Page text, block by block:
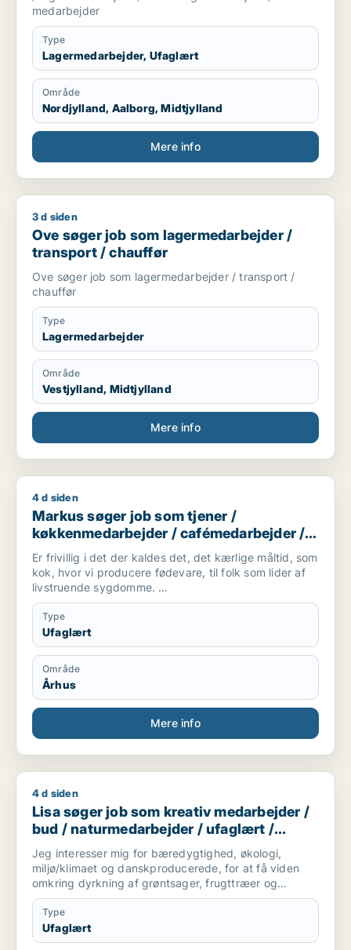
medarbejder
Type
Lagermedarbejder, Ufaglært
Område
Nordjylland, Aalborg, Midtjylland
Mere info
Ove søger job som lagermedarbejder / transport / chauffør
3 d siden
Ove søger job som lagermedarbejder /
transport / chauffør
Ove søger job som lagermedarbejder / transport /
chauffør
Type
Lagermedarbejder
Område
Vestjylland, Midtjylland
Mere info
Markus søger job som tjener / køkkenmedarbejder /
4 d siden
Markus søger job som tjener /
køkkenmedarbejder / cafémedarbejder /
butiksmedarbejder / blomsterhandler
Er frivillig i det der kaldes det, det kærlige måltid, som
kok, hvor vi producere fødevare, til folk som lider af
livstruende sygdomme.
Er studerende på FGU, som er en skole hvor man kan
få suppleret sine folkeskolefag, så man kan komme
videre ind på en
ungdomsuddannelse(gymnasial/erhvervsuddannelse).
Er mødestabil og holder hvad jeg lover.
Er villig til, at tage imod studiejobs, som opvasker,
køkkenmedarbejder mm.
Kontakt:
Type
Ufaglært
Område
Århus
Mere info
Lisa søger job som kreativ medarbejder / bud /
4 d siden
Lisa søger job som kreativ medarbejder /
bud / naturmedarbejder / ufaglært /
gartner
Jeg interesser mig for bæredygtighed, økologi,
miljø/klimaet og danskproducerede, for at få viden
omkring dyrkning af grøntsager, frugttræer og
frilandsgartneri og parat til at flytte for en mulig
praktikplads.
Jeg er mødestabil, pligtopfyldende, fleksibel og
hjælpsom. Jeg er ikke bange for at give en hånd
Type
Ufaglært